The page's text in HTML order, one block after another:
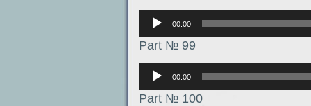
Аудиоплеер
00:00
Part № 99
Аудиоплеер
00:00
Part № 100